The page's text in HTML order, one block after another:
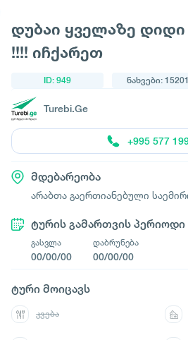
დუბაი ყველაზე
!!!! იჩქარეთ
ID: 949 ნახვები: 15201
Turebi.Ge
+995 577
მდებარეობა
არაბთა გაერთიანებული
ტურის გამართვის პერიოდი
გასვლა
00/00/00
დაბრუნება
00/00/00
ტური მოიცავს
კვება